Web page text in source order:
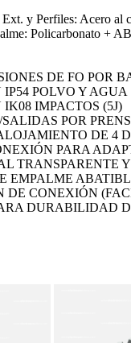
y Perfiles: Acero al
Policarbonato +
DE FO POR
IP54 POLVO Y AGUA
IK08 IMPACTOS (5J)
POR
DE 4
PARA
TRANSPARENTE
EMPALME
DE CONEXIÓN
DURABILIDAD